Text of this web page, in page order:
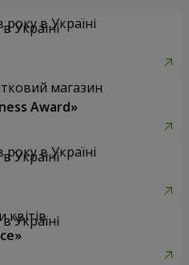
року в Україні
магазин
Award»
року в Україні
квітів